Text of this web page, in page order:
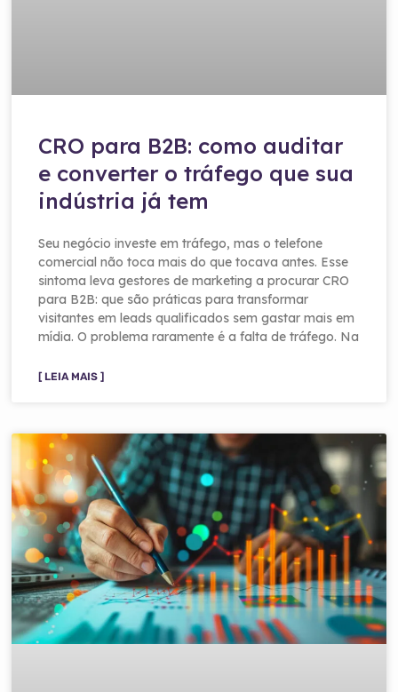
CRO para B2B: como auditar
e converter o tráfego que sua
indústria já tem
Seu negócio investe em tráfego, mas o telefone
comercial não toca mais do que tocava antes. Esse
sintoma leva gestores de marketing a procurar CRO
para B2B: que são práticas para transformar
visitantes em leads qualificados sem gastar mais em
mídia. O problema raramente é a falta de tráfego. Na
[ LEIA MAIS ]